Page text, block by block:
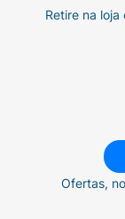
Ofereça o
ou como
apresente
partes
seu pet.
Retire na
Ofertas,